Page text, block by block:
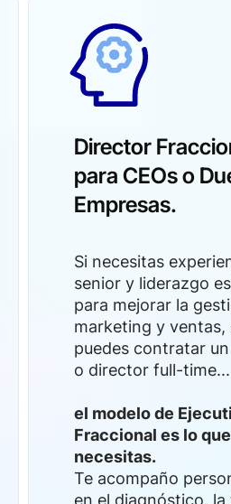
Director
para CEOs o
Empresas.
Si necesitas
senior y liderazgo
para mejorar la
marketing y ventas,
puedes contratar
o director full-time...
el modelo de
Fraccional es lo que
necesitas.
Te acompaño
en el diagnóstico,